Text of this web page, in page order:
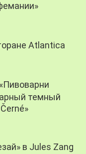
Atlantica
темный
в Jules Zang